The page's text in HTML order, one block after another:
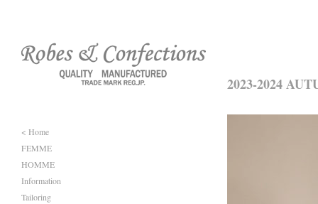
< Home
FEMME
HOMME
Information
Tailoring
2023-2024